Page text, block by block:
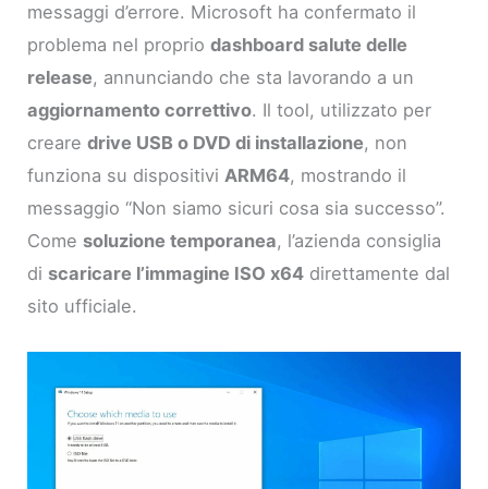
messaggi d’errore. Microsoft ha confermato il
problema nel propriodashboard salute delle
release, annunciando che sta lavorando a un
aggiornamento correttivo. Il tool, utilizzato per
crearedrive USB o DVD di installazione, non
funziona su dispositiviARM64, mostrando il
messaggio “Non siamo sicuri cosa sia successo”.
Come soluzione temporanea, l’azienda consiglia
di scaricare l’immagine ISO x64 direttamente dal
sito ufficiale.